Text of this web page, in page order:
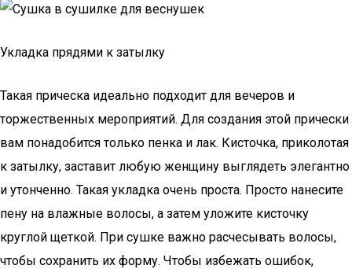
Укладка прядями к затылку
Такая прическа идеально подходит для вечеров и
торжественных мероприятий. Для создания этой прически
вам понадобится только пенка и лак. Кисточка, приколотая
к затылку, заставит любую женщину выглядеть элегантно
и утонченно. Такая укладка очень проста. Просто нанесите
пену на влажные волосы, а затем уложите кисточку
круглой щеткой. При сушке важно расчесывать волосы,
чтобы сохранить их форму. Чтобы избежать ошибок,